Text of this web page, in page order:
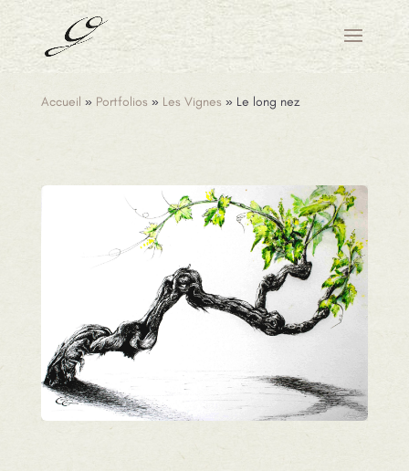
Accueil » Portfolios » Les Vignes » Le long nez